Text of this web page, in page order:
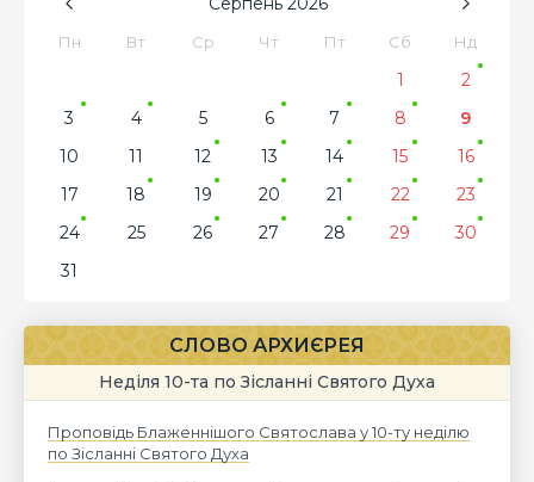
Пн Вт Ср Чт Пт Сб Нд
1
2
3
4 5 6 7 8
9
10
11 12 13 14 15
16
17
18 19 20 21 22
23
24
25 26 27 28 29
30
31
СЛОВО АРХИЄРЕЯ
Неділя 10-та по Зісланні Святого Духа
Проповідь Блаженнішого Святослава у 10-ту неділю
по Зісланні Святого Духа